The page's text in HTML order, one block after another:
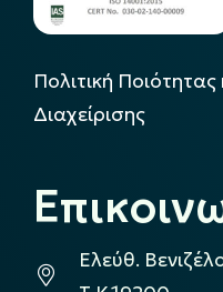
Πολιτική
Διαχείρισης
Ελεύθ.